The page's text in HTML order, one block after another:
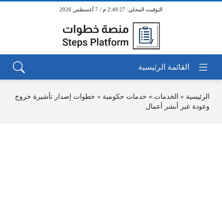
2:49:28 م / 7 أغسطس 2026
الرئيسية » الخدمات » خدمات حكومية » خطوات إصدار تأشيرة خروج
وعودة عبر أبشر أعمال